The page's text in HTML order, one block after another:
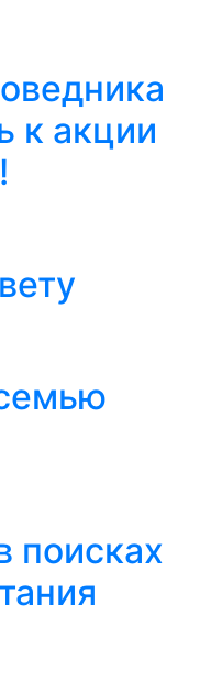
к акции
поисках